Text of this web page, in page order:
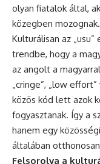
olyan fiatalok által,
közegben mozognak.
Kulturálisan az
trendbe, hogy a
az angolt a
„cringe”, „low effort”
közös kód lett azok
fogyasztanak. Így a
hanem egy
általában
Felsorolva a